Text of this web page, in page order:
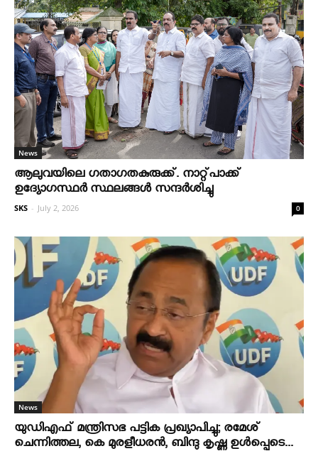
News
ആലുവയിലെ ഗതാഗതകുരുക്ക്. നാറ്റ്പാക്ക്
ഉദ്യോഗസ്ഥർ സ്ഥലങ്ങൾ സന്ദർശിച്ചു
SKS - July 2, 2026 0
News
യുഡിഎഫ് മന്ത്രിസഭ പട്ടിക പ്രഖ്യാപിച്ചു; രമേശ്
ചെന്നിത്തല, കെ മുരളീധരന്‍, ബിന്ദു കൃഷ്ണ ഉള്‍പ്പെടെ...